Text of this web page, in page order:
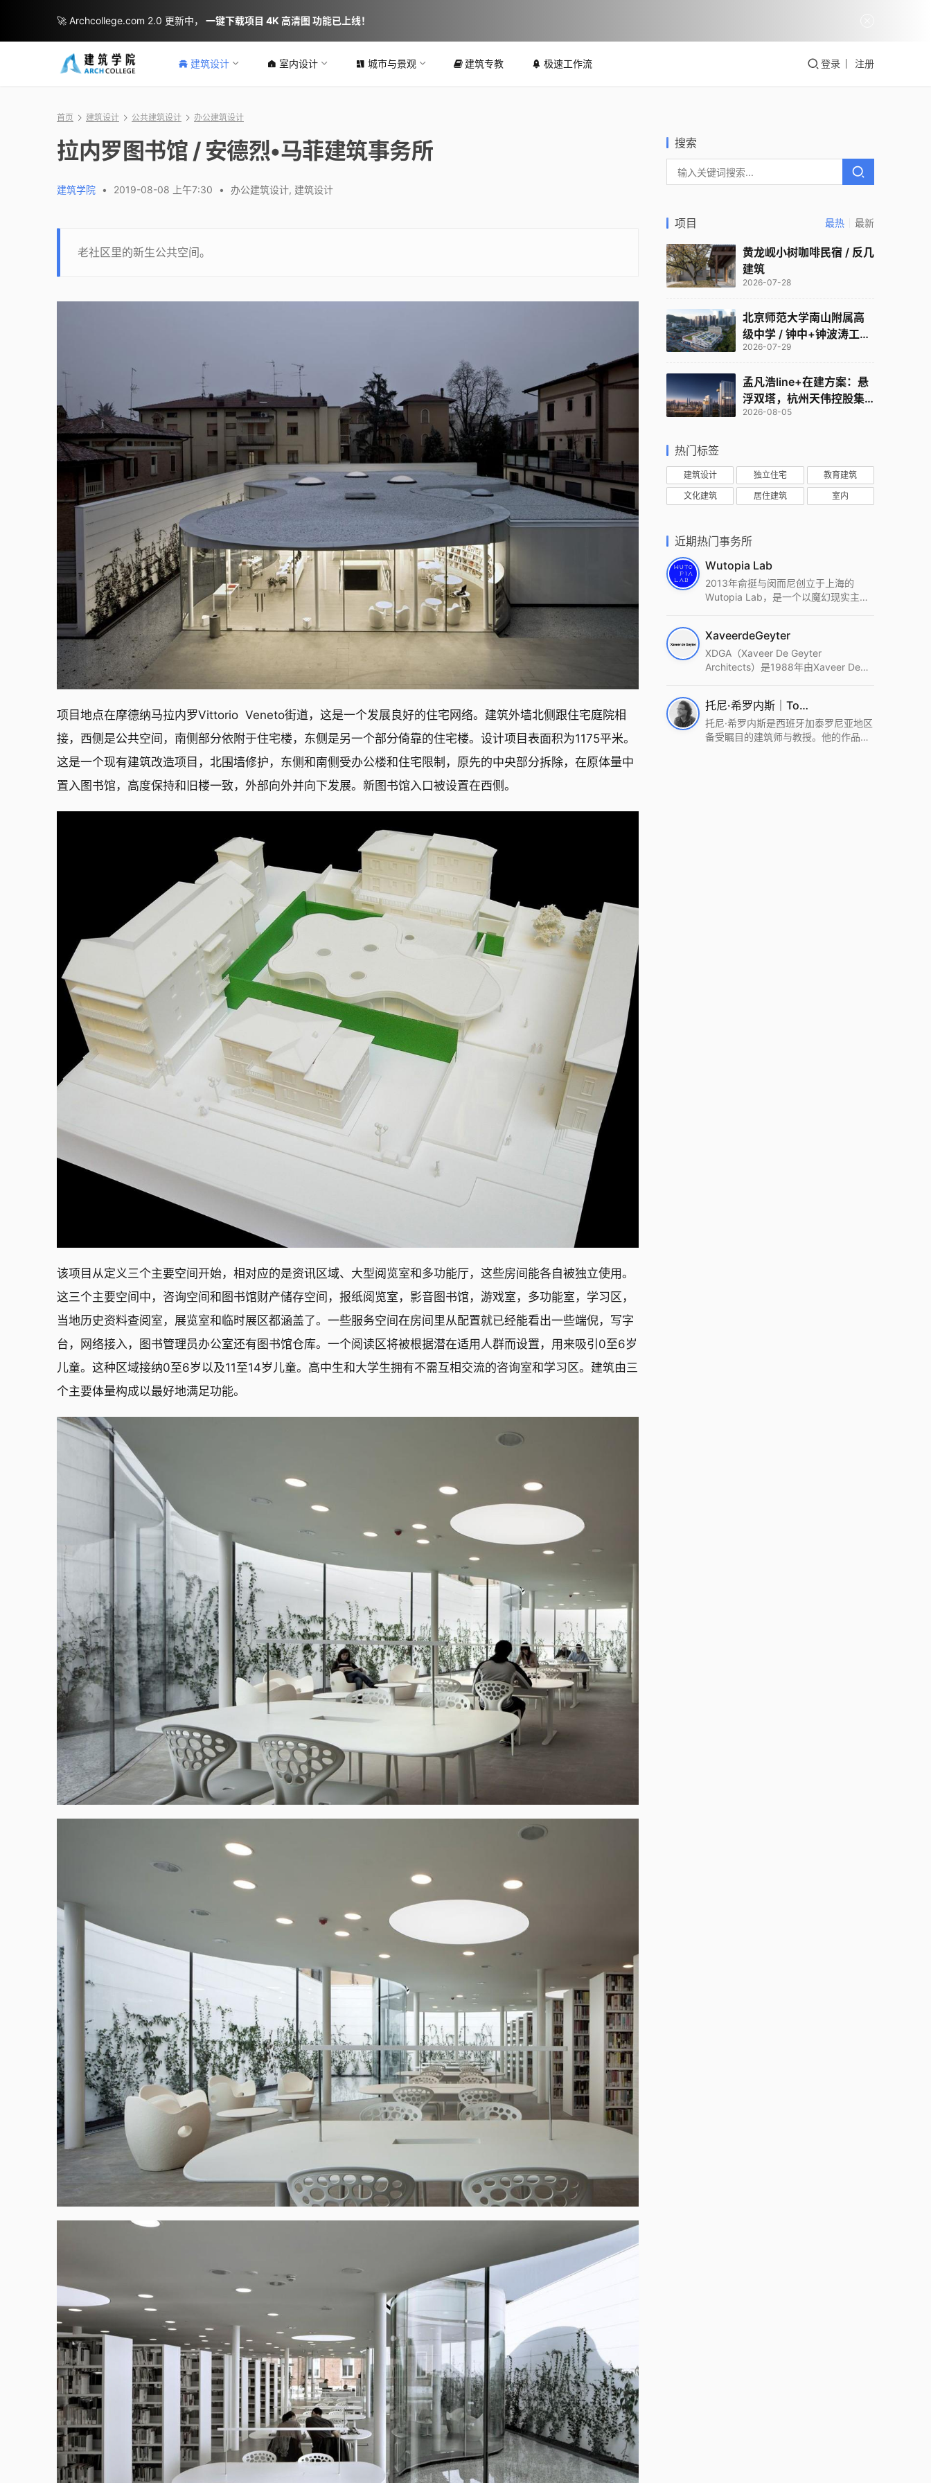
建筑设计 室内设计 城市与景观 建筑专教 极速工作流 登录 注册
首页 建筑设计 公共建筑设计 办公建筑设计
拉内罗图书馆 / 安德烈•马菲建筑事务所
建筑学院 • 2019-08-08 上午7:30 • 办公建筑设计, 建筑设计
老社区里的新生公共空间。
项目地点在摩德纳马拉内罗Vittorio  Veneto街道，这是一个发展良好的住宅网络。建筑外墙北侧跟住宅庭院相
接，西侧是公共空间，南侧部分依附于住宅楼，东侧是另一个部分倚靠的住宅楼。设计项目表面积为1175平米。
这是一个现有建筑改造项目，北围墙修护，东侧和南侧受办公楼和住宅限制，原先的中央部分拆除，在原体量中
置入图书馆，高度保持和旧楼一致，外部向外并向下发展。新图书馆入口被设置在西侧。
该项目从定义三个主要空间开始，相对应的是资讯区域、大型阅览室和多功能厅，这些房间能各自被独立使用。
这三个主要空间中，咨询空间和图书馆财产储存空间，报纸阅览室，影音图书馆，游戏室，多功能室，学习区，
当地历史资料查阅室，展览室和临时展区都涵盖了。一些服务空间在房间里从配置就已经能看出一些端倪，写字
台，网络接入，图书管理员办公室还有图书馆仓库。一个阅读区将被根据潜在适用人群而设置，用来吸引0至6岁
儿童。这种区域接纳0至6岁以及11至14岁儿童。高中生和大学生拥有不需互相交流的咨询室和学习区。建筑由三
个主要体量构成以最好地满足功能。
搜索
项目 最热 最新
黄龙岘小树咖啡民宿 / 反几
建筑
2026-07-28
北京师范大学南山附属高
级中学 / 钟中+钟波涛工作
室
2026-07-29
孟凡浩line+在建方案：悬
浮双塔，杭州天伟控股集
团总部
2026-08-05
热门标签
建筑设计 独立住宅 教育建筑
文化建筑 居住建筑 室内
近期热门事务所
Wutopia Lab
2013年俞挺与闵而尼创立于上海的
Wutopia Lab，是一个以魔幻现实主
统这种新的思维范式为基础，以上海性
和生活性为介入设计的原点，以建筑为
工具，从而推动建筑学和社会学进步。
2022 DFA中获Merit,2021 Architizer
A+ Firm Awards中获Special
Mention：Best Young Firm，2020 IF
XaveerdeGeyter
XDGA（Xaveer De Geyter
Architects）是1988年由Xaveer De
进的设计方法、多元的专业团队和国际
化的作品著称，曾获密斯·凡·德罗奖、
Bigmat奖等多项重要奖项。XDGA主张
托尼·希罗内斯｜Toni Gironès
托尼·希罗内斯是西班牙加泰罗尼亚地区
备受瞩目的建筑师与教授。他的作品深
🚀 Archcollege.com 2.0 更新中， 一键下载项目 4K 高清图 功能已上线！